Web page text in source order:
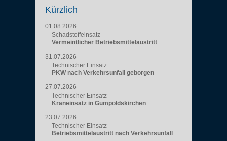
Kürzlich
01.08.2026
Schadstoffeinsatz
Vermeintlicher Betriebsmittelaustritt
31.07.2026
Technischer Einsatz
PKW nach Verkehrsunfall geborgen
27.07.2026
Technischer Einsatz
Kraneinsatz in Gumpoldskirchen
23.07.2026
Technischer Einsatz
Betriebsmittelaustritt nach Verkehrsunfall